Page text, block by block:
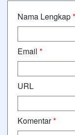
Nama Lengkap*
Email *
URL
Komentar*